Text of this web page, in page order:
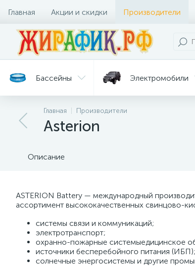
Главная Акции и скидки Производители
Бассейны Электромобили
Батуты Велосипеды
и уход
Главная Производители
Asterion
Описание
ASTERION Battery — международный
ассортимент высококачественных свинцово-
системы связи и коммуникаций;
электротранспорт;
охранно-пожарные системыедицинское
источники бесперебойного питания (ИБП);
солнечные энергосистемы и другие